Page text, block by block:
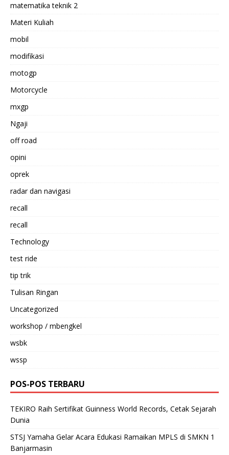
matematika teknik 2
Materi Kuliah
mobil
modifikasi
motogp
Motorcycle
mxgp
Ngaji
off road
opini
oprek
radar dan navigasi
recall
recall
Technology
test ride
tip trik
Tulisan Ringan
Uncategorized
workshop / mbengkel
wsbk
wssp
POS-POS TERBARU
TEKIRO Raih Sertifikat Guinness World Records, Cetak Sejarah
Dunia
STSJ Yamaha Gelar Acara Edukasi Ramaikan MPLS di SMKN 1
Banjarmasin